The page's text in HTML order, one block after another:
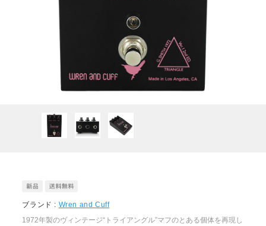
ブランド : Wren and Cuff
1972年製のヴィンテージ“トライアングル”マフのとある個体を再現し